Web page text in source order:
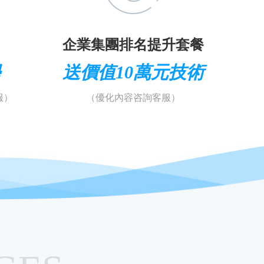
企業集團排名提升套餐
送價值10萬元技術
（優化內容咨詢客服）